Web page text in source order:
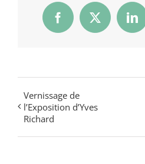
Facebook
X
Vernissage de
l’Exposition d’Yves
Richard